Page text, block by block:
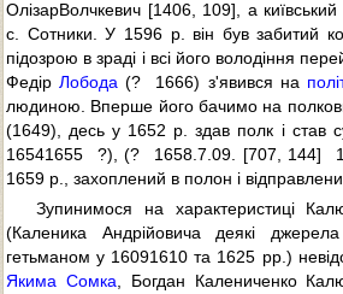
ОлізарВолчкевич [1406, 109], а київський
с. Сотники. У 1596 р. він був забитий
підозрою в зраді і всі його володіння
ФедірЛобода (?  1666) з'явився на
людиною. Вперше його бачимо на
(1649), десь у 1652 р. здав полк і став
16541655  ?), (?  1658.7.09. [707, 144] 
1659 р., захоплений в полон і
Зупинимося на характеристиці
(Каленика Андрійовича деякі
гетьманом у 16091610 та 1625 рр.)
Якима Сомка , Богдан Калениченко